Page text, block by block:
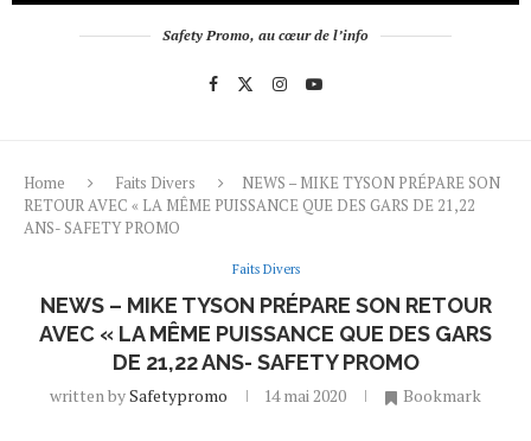
Safety Promo, au cœur de l’info
Home Faits Divers
NEWS – MIKE TYSON PRÉPARE SON
RETOUR AVEC « LA MÊME PUISSANCE QUE DES GARS DE 21,22
ANS- SAFETY PROMO
Faits Divers
NEWS – MIKE TYSON PRÉPARE SON RETOUR
AVEC « LA MÊME PUISSANCE QUE DES GARS
DE 21,22 ANS- SAFETY PROMO
written bySafetypromo 14 mai 2020 Bookmark